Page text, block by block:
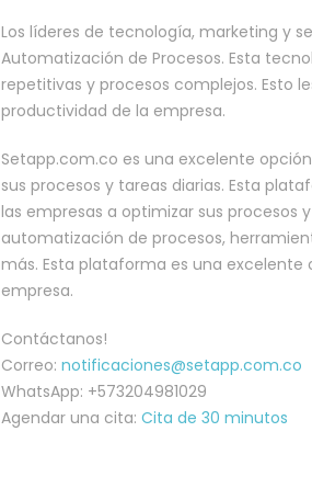
Los líderes de tecnología, marketing y
Automatización de Procesos. Esta
repetitivas y procesos complejos. Esto
productividad de la empresa.
Setapp.com.co es una excelente
sus procesos y tareas diarias. Esta
las empresas a optimizar sus procesos
automatización de procesos,
más. Esta plataforma es una
empresa.
Contáctanos!
Correo: notificaciones@setapp.com.co
WhatsApp: +573204981029
Agendar una cita: Cita de 30 minutos